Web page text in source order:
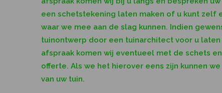
een schetstekening laten maken of u kunt zelf
waar we mee aan de slag kunnen. Indien
tuinontwerp door een tuinarchitect voor u
afspraak komen wij eventueel met de schets
offerte. Als we het hierover eens zijn kunnen
van uw tuin.